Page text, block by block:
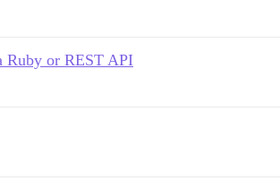
Ruby or REST API